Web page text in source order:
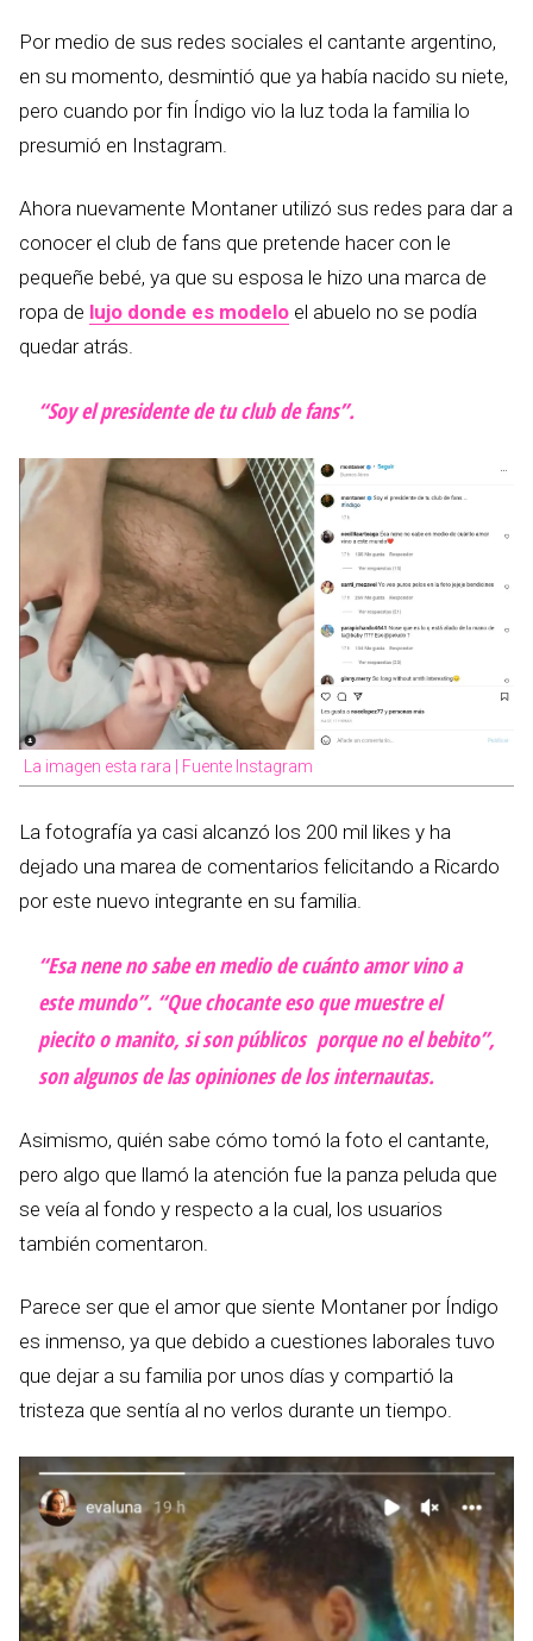
Por medio de sus redes sociales el cantante argentino,
en su momento, desmintió que ya había nacido su niete,
pero cuando por fin Índigo vio la luz toda la familia lo
presumió en Instagram.
Ahora nuevamente Montaner utilizó sus redes para dar a
conocer el club de fans que pretende hacer con le
pequeñe bebé, ya que su esposa le hizo una marca de
ropa de lujo donde es modelo el abuelo no se podía
quedar atrás.
“Soy el presidente de tu club de fans”.
La imagen esta rara | Fuente Instagram
La fotografía ya casi alcanzó los 200 mil likes y ha
dejado una marea de comentarios felicitando a Ricardo
por este nuevo integrante en su familia.
“Esa nene no sabe en medio de cuánto amor vino a
este mundo”. “Que chocante eso que muestre el
piecito o manito, si son públicos porque no el bebito”,
son algunos de las opiniones de los internautas.
Asimismo, quién sabe cómo tomó la foto el cantante,
pero algo que llamó la atención fue la panza peluda que
se veía al fondo y respecto a la cual, los usuarios
también comentaron.
Parece ser que el amor que siente Montaner por Índigo
es inmenso, ya que debido a cuestiones laborales tuvo
que dejar a su familia por unos días y compartió la
tristeza que sentía al no verlos durante un tiempo.